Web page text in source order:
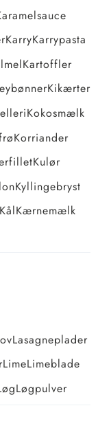
KarryKarrypasta
Kartoffler
Kikærter
Kokosmælk
Korriander
Kulør
Kyllingebryst
KålKærnemælk
Lasagneplader
LimeLimeblade
Løgpulver